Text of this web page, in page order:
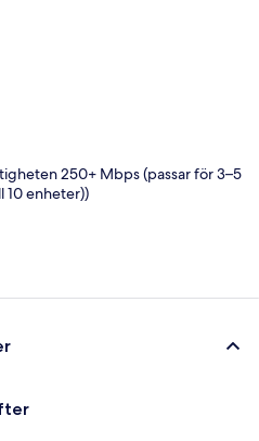
250+ Mbps (passar för 3–5
10 enheter))